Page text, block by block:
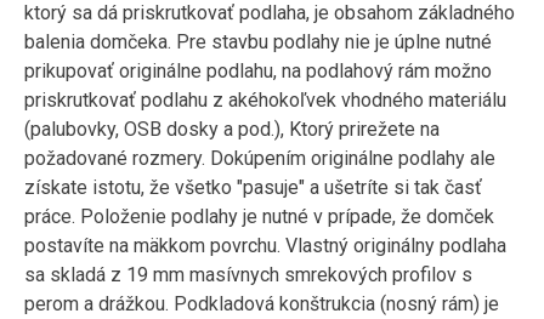
ktorý sa dá priskrutkovať podlaha, je obsahom základného
balenia domčeka. Pre stavbu podlahy nie je úplne nutné
prikupovať originálne podlahu, na podlahový rám možno
priskrutkovať podlahu z akéhokoľvek vhodného materiálu
(palubovky, OSB dosky a pod.), Ktorý prirežete na
požadované rozmery. Dokúpením originálne podlahy ale
získate istotu, že všetko "pasuje" a ušetríte si tak časť
práce. Položenie podlahy je nutné v prípade, že domček
postavíte na mäkkom povrchu. Vlastný originálny podlaha
sa skladá z 19 mm masívnych smrekových profilov s
perom a drážkou. Podkladová konštrukcia (nosný rám) je